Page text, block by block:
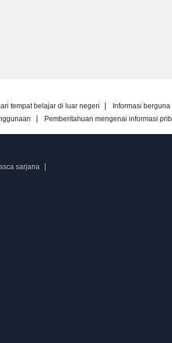
tempat belajar di luar negeri Informasi
Pemberitahuan mengenai informasi
sarjana